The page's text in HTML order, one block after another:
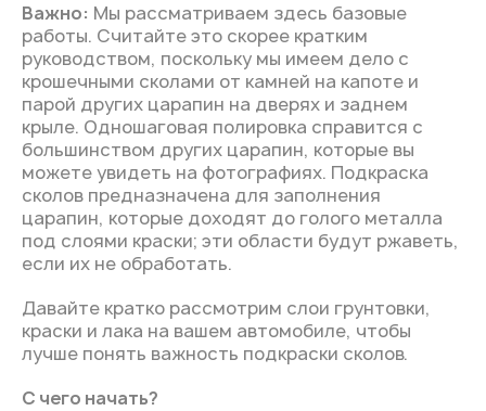
Важно: Мы рассматриваем здесь базовые
работы. Считайте это скорее кратким
руководством, поскольку мы имеем дело с
крошечными сколами от камней на капоте и
парой других царапин на дверях и заднем
крыле. Одношаговая полировка справится с
большинством других царапин, которые вы
можете увидеть на фотографиях. Подкраска
сколов предназначена для заполнения
царапин, которые доходят до голого металла
под слоями краски; эти области будут ржаветь,
если их не обработать.
Давайте кратко рассмотрим слои грунтовки,
краски и лака на вашем автомобиле, чтобы
лучше понять важность подкраски сколов.
С чего начать?